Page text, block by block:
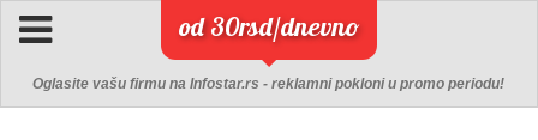
od 30rsd/dnevno
Oglasite vašu firmu na Infostar.rs - reklamni pokloni u promo periodu!